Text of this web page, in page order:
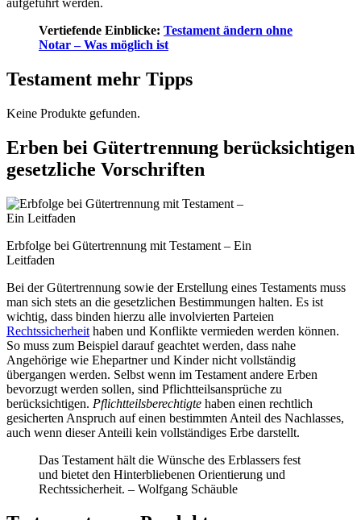
Vertiefende Einblicke: Testament ändern ohne
Notar – Was möglich ist
Testament mehr Tipps
Keine Produkte gefunden.
Erben bei Gütertrennung berücksichtigen
gesetzliche Vorschriften
Erbfolge bei Gütertrennung mit Testament – Ein
Leitfaden
Bei der Gütertrennung sowie der Erstellung eines Testaments muss
man sich stets an die gesetzlichen Bestimmungen halten. Es ist
wichtig, dass binden hierzu alle involvierten Parteien
Rechtssicherheit haben und Konflikte vermieden werden können.
So muss zum Beispiel darauf geachtet werden, dass nahe
Angehörige wie Ehepartner und Kinder nicht vollständig
übergangen werden. Selbst wenn im Testament andere Erben
bevorzugt werden sollen, sind Pflichtteilsansprüche zu
berücksichtigen. Pflichtteilsberechtigte haben einen rechtlich
gesicherten Anspruch auf einen bestimmten Anteil des Nachlasses,
auch wenn dieser Anteili kein vollständiges Erbe darstellt.
Das Testament hält die Wünsche des Erblassers fest
und bietet den Hinterbliebenen Orientierung und
Rechtssicherheit. – Wolfgang Schäuble